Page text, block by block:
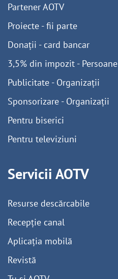
Partener AOTV
Proiecte - fii parte
Donații - card bancar
3,5% din impozit - Persoane
Publicitate - Organizații
Sponsorizare - Organizații
Pentru biserici
Pentru televiziuni
Servicii AOTV
Resurse descărcabile
Recepție canal
Aplicația mobilă
Revistă